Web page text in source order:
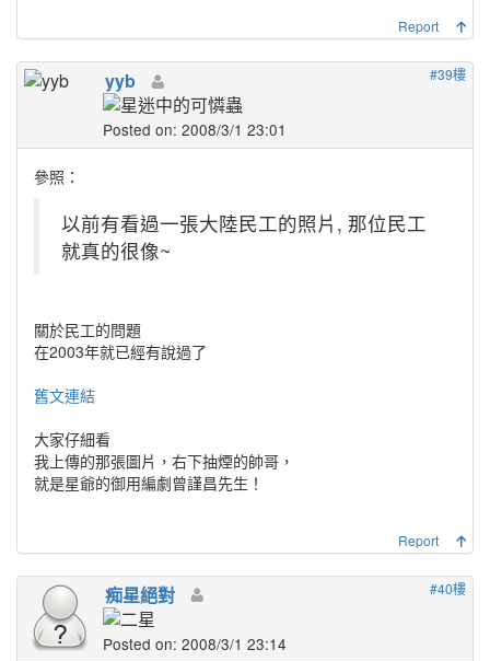
Report
#39樓
yyb
Posted on: 2008/3/1 23:01
參照：
以前有看過一張大陸民工的照片, 那位民工
就真的很像~
關於民工的問題
在2003年就已經有說過了
舊文連結
大家仔細看
我上傳的那張圖片，右下抽煙的帥哥，
就是星爺的御用編劇曾謹昌先生！
Report
#40樓
痴星絕對
Posted on: 2008/3/1 23:14